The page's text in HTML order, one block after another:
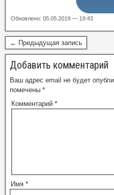
Обновлено: 05.05.2019 — 19:43
← Предыдущая запись
Добавить комментарий
Ваш адрес email не будет
помечены *
Комментарий *
Имя *